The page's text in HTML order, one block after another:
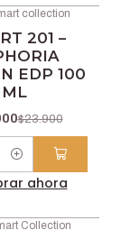
collection
201 –
EDP 100
ML
$23.900
ahora
Collection